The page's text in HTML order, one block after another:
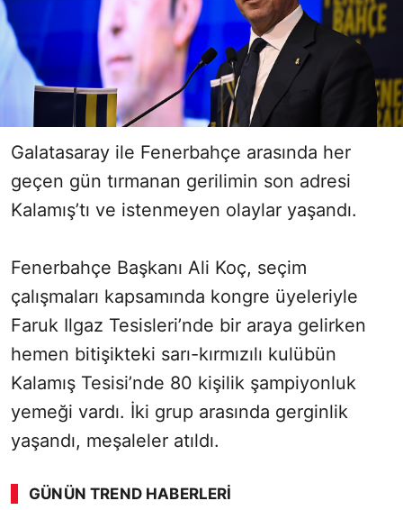
Galatasaray ile Fenerbahçe arasında her
geçen gün tırmanan gerilimin son adresi
Kalamış’tı ve istenmeyen olaylar yaşandı.
Fenerbahçe Başkanı Ali Koç, seçim
çalışmaları kapsamında kongre üyeleriyle
Faruk Ilgaz Tesisleri’nde bir araya gelirken
hemen bitişikteki sarı-kırmızılı kulübün
Kalamış Tesisi’nde 80 kişilik şampiyonluk
yemeği vardı. İki grup arasında gerginlik
yaşandı, meşaleler atıldı.
GÜNÜN TREND HABERLERI
00:02 / 08:06